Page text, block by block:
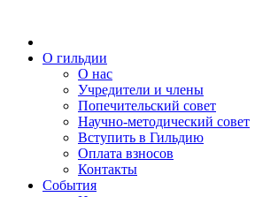
О гильдии
О нас
Учредители и члены
Попечительский совет
Научно-методический совет
Вступить в Гильдию
Оплата взносов
Контакты
События